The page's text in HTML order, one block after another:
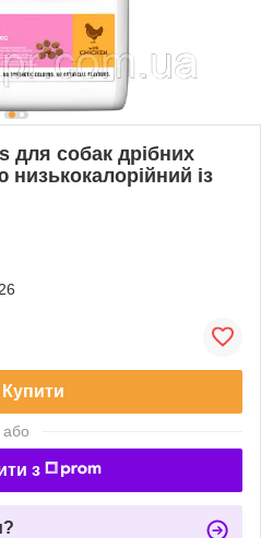
для собак дрібних
низькокалорійний із
Купити
або
з